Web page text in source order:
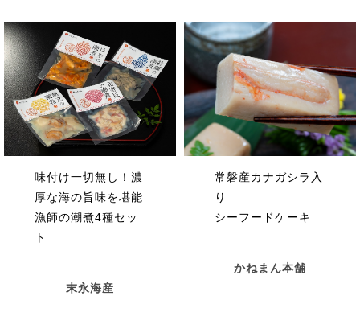
味付け一切無し！濃
厚な海の旨味を堪能
漁師の潮煮4種セッ
ト
末永海産
常磐産カナガシラ入
り
シーフードケーキ
かねまん本舗